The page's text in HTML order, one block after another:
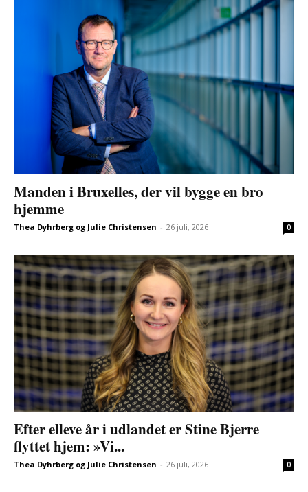
Manden i Bruxelles, der vil bygge en bro
hjemme
Thea Dyhrberg og Julie Christensen - 26 juli, 2026 0
Efter elleve år i udlandet er Stine Bjerre
flyttet hjem: »Vi...
Thea Dyhrberg og Julie Christensen - 26 juli, 2026 0